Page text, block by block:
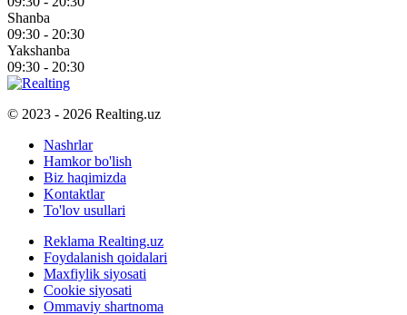
Shanba
09:30 - 20:30
Yakshanba
09:30 - 20:30
© 2023 - 2026 Realting.uz
Nashrlar
Hamkor bo'lish
Biz haqimizda
Kontaktlar
To'lov usullari
Reklama Realting.uz
Foydalanish qoidalari
Maxfiylik siyosati
Cookie siyosati
Ommaviy shartnoma